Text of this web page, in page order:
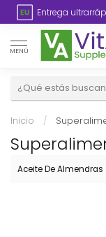
Entrega
MENÚ
Inicio /
Aceite De Almendras